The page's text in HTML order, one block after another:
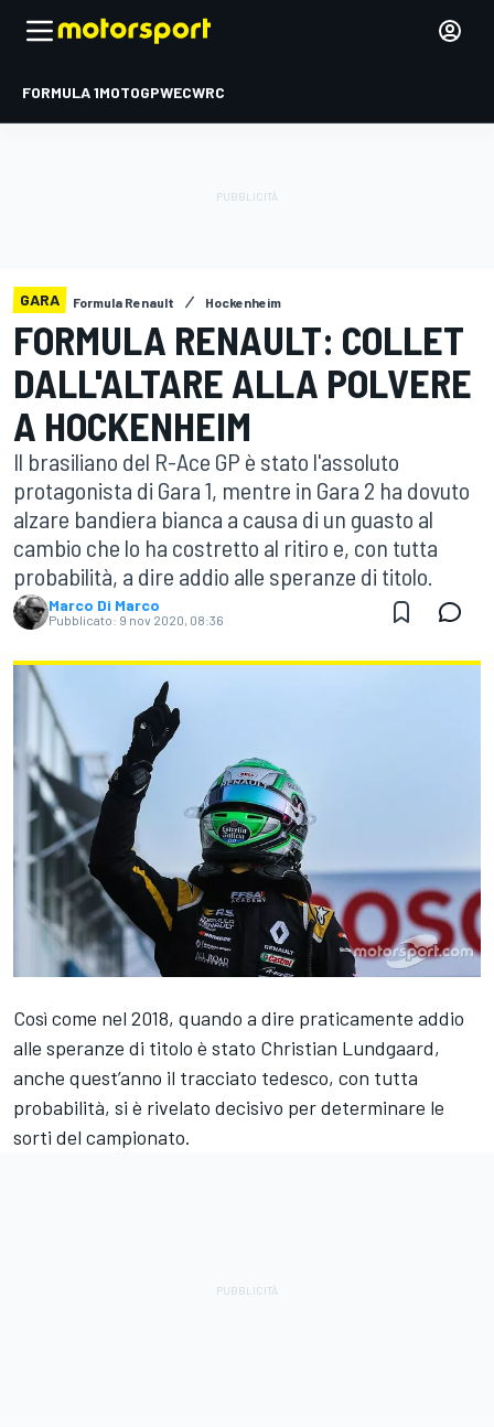
FORMULA 1MOTOGPWECWRC
GARA Formula Renault Hockenheim
FORMULA RENAULT: COLLET
DALL'ALTARE ALLA POLVERE
A HOCKENHEIM
Il brasiliano del R-Ace GP è stato l'assoluto
protagonista di Gara 1, mentre in Gara 2 ha dovuto
alzare bandiera bianca a causa di un guasto al
cambio che lo ha costretto al ritiro e, con tutta
probabilità, a dire addio alle speranze di titolo.
Marco Di Marco
Pubblicato: 9 nov 2020, 08:36
Così come nel 2018, quando a dire praticamente addio
alle speranze di titolo è stato Christian Lundgaard,
anche quest’anno il tracciato tedesco, con tutta
probabilità, si è rivelato decisivo per determinare le
sorti del campionato.